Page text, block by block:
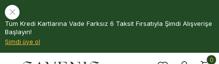
Tüm Kredi Kartlarına Vade Farksız 6 Taksit Fırsatıyla Şimdi Alışverişe
Başlayın!
Şimdi üye ol
0